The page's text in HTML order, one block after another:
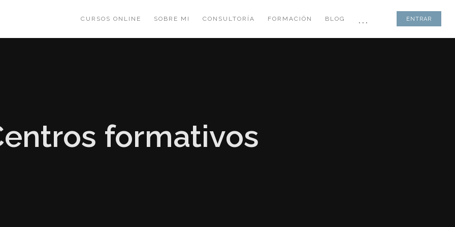
CURSOS ONLINE SOBRE MI CONSULTORÍA FORMACIÓN BLOG ... ENTRAR
formativos